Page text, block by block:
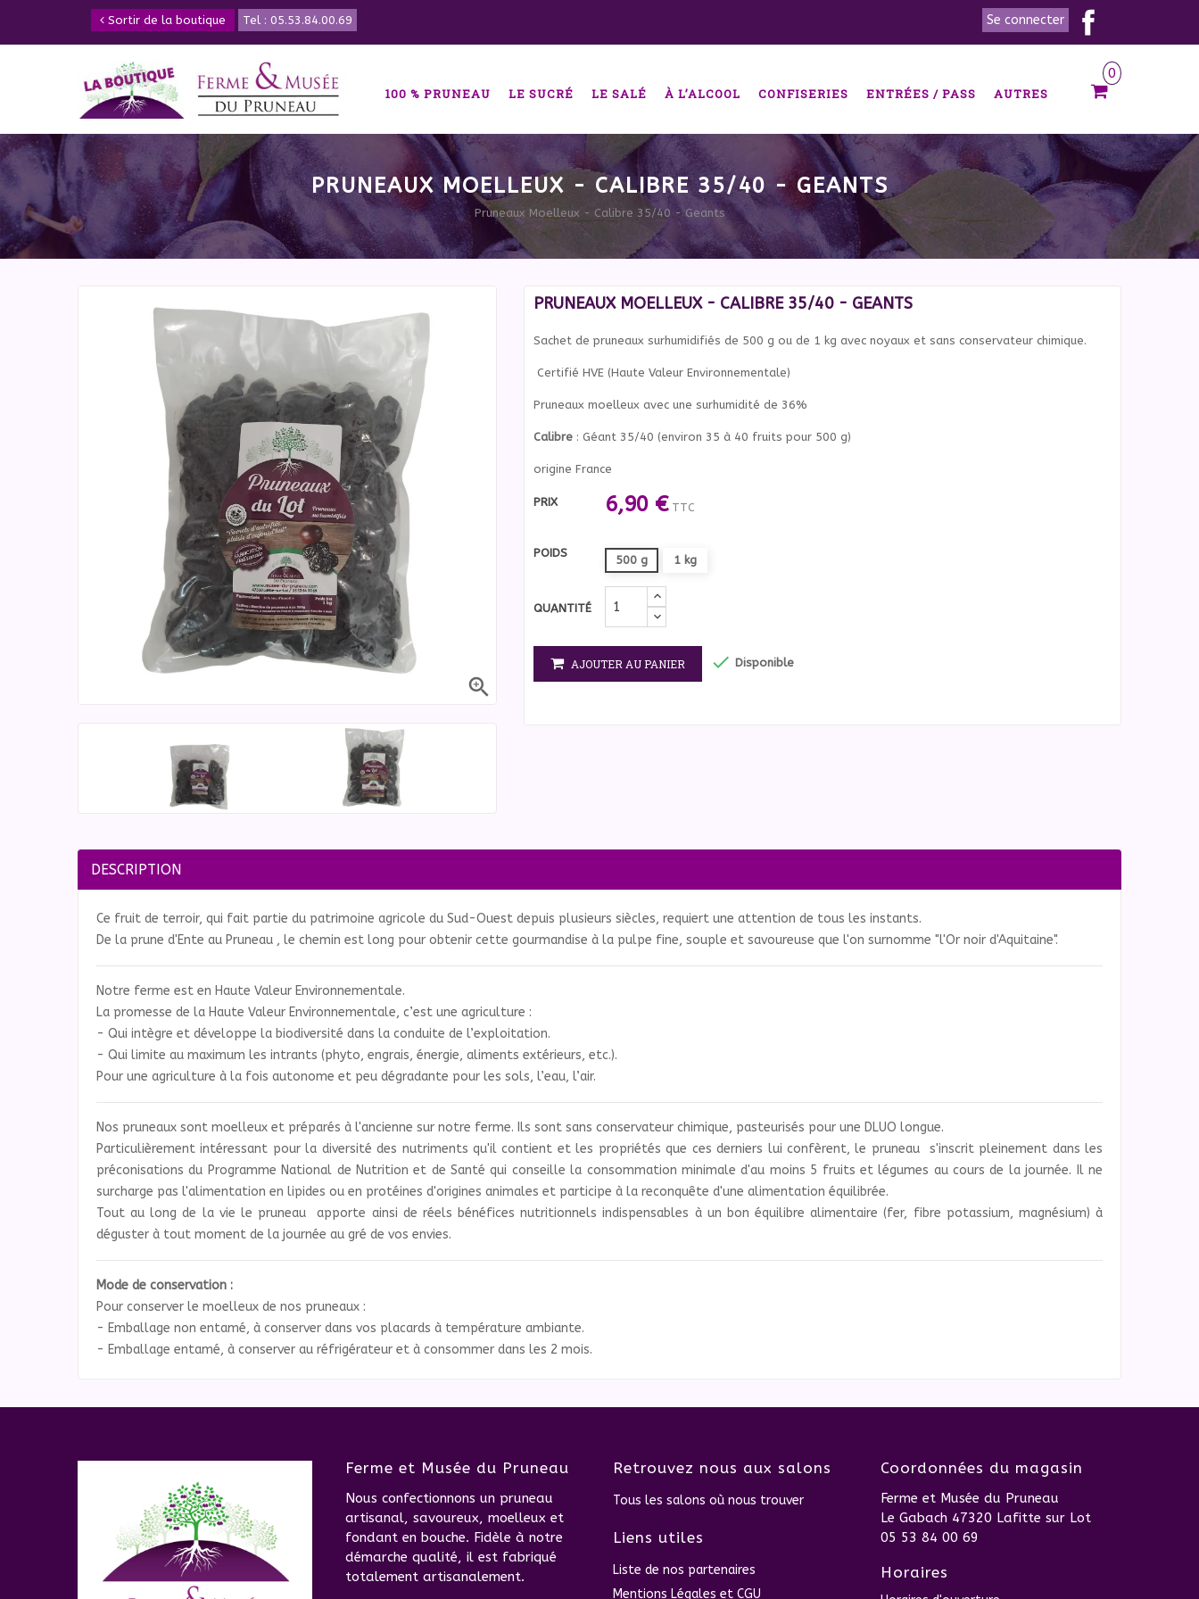
Sortir de la boutique Tel : 05.53.84.00.69 Se connecter
0
100 % PRUNEAU
LE SUCRÉ LE SALÉ À L’ALCOOL CONFISERIES ENTRÉES / PASS AUTRES
PRUNEAUX MOELLEUX - CALIBRE 35/40 - GEANTS
Pruneaux Moelleux - Calibre 35/40 - Geants

PRUNEAUX MOELLEUX - CALIBRE 35/40 - GEANTS
Sachet de pruneaux surhumidifiés de 500 g ou de 1 kg avec noyaux et sans conservateur chimique.
Certifié HVE (Haute Valeur Environnementale)
Pruneaux moelleux avec une surhumidité de 36%
Calibre : Géant 35/40 (environ 35 à 40 fruits pour 500 g)
origine France
PRIX 6,90 € TTC
POIDS
500 g 1 kg
QUANTITÉ
AJOUTER AU PANIER  Disponible
DESCRIPTION
Ce fruit de terroir, qui fait partie du patrimoine agricole du Sud-Ouest depuis plusieurs siècles, requiert une attention de tous les instants.
De la prune d'Ente au Pruneau , le chemin est long pour obtenir cette gourmandise à la pulpe fine, souple et savoureuse que l'on surnomme "l'Or noir d'Aquitaine".
Notre ferme est en Haute Valeur Environnementale.
La promesse de la Haute Valeur Environnementale, c’est une agriculture :
- Qui intègre et développe la biodiversité dans la conduite de l’exploitation.
- Qui limite au maximum les intrants (phyto, engrais, énergie, aliments extérieurs, etc.).
Pour une agriculture à la fois autonome et peu dégradante pour les sols, l’eau, l’air.
Nos pruneaux sont moelleux et préparés à l'ancienne sur notre ferme. Ils sont sans conservateur chimique, pasteurisés pour une DLUO longue.
Particulièrement intéressant pour la diversité des nutriments qu'il contient et les propriétés que ces derniers lui confèrent, le pruneau s'inscrit pleinement dans les
préconisations du Programme National de Nutrition et de Santé qui conseille la consommation minimale d'au moins 5 fruits et légumes au cours de la journée. Il ne
surcharge pas l'alimentation en lipides ou en protéines d'origines animales et participe à la reconquête d'une alimentation équilibrée.
Tout au long de la vie le pruneau apporte ainsi de réels bénéfices nutritionnels indispensables à un bon équilibre alimentaire (fer, fibre potassium, magnésium) à
déguster à tout moment de la journée au gré de vos envies.
Mode de conservation :
Pour conserver le moelleux de nos pruneaux :
- Emballage non entamé, à conserver dans vos placards à température ambiante.
- Emballage entamé, à conserver au réfrigérateur et à consommer dans les 2 mois.
Ferme et Musée du Pruneau
Nous confectionnons un pruneau
artisanal, savoureux, moelleux et
fondant en bouche. Fidèle à notre
démarche qualité, il est fabriqué
totalement artisanalement.
Retrouvez nous aux salons
Tous les salons où nous trouver
Liens utiles
Liste de nos partenaires
Mentions Légales et CGU
Coordonnées du magasin
Ferme et Musée du Pruneau
Le Gabach 47320 Lafitte sur Lot
05 53 84 00 69
Horaires